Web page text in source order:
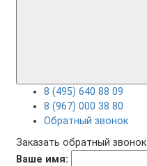
8 (495) 640 88 09
8 (967) 000 38 80
Обратный звонок
Заказать обратный звонок
Ваше имя: